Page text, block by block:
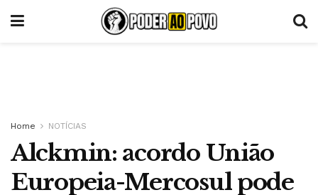
Home NOTÍCIAS
Alckmin: acordo União
Europeia-Mercosul pode